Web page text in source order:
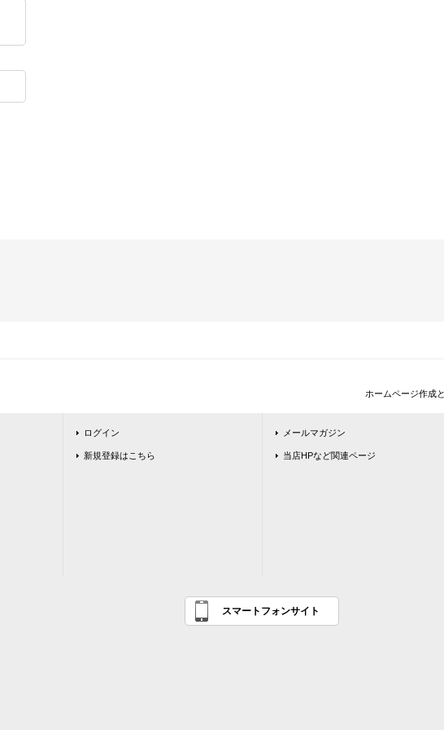
ホームページ作成
ログイン
新規登録はこちら
メールマガジン
当店HPなど関連ページ
スマートフォンサイト